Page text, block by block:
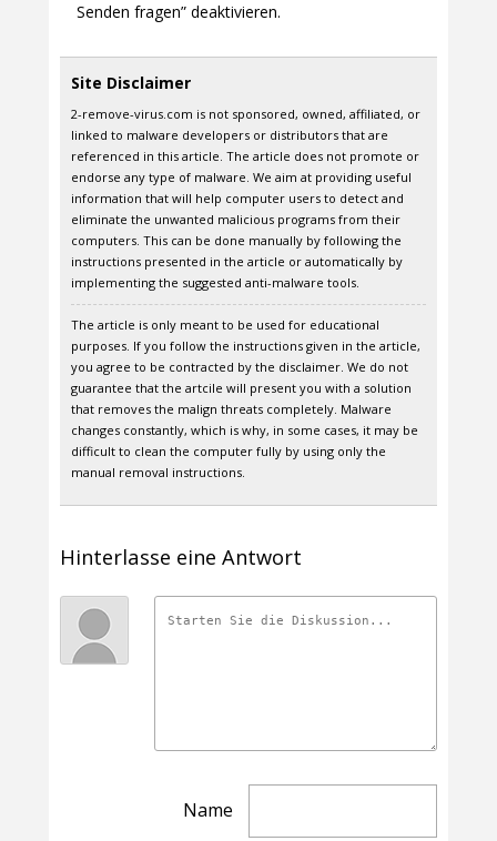
Senden fragen” deaktivieren.
Site Disclaimer
2-remove-virus.com is not sponsored, owned, affiliated, or
linked to malware developers or distributors that are
referenced in this article. The article does not promote or
endorse any type of malware. We aim at providing useful
information that will help computer users to detect and
eliminate the unwanted malicious programs from their
computers. This can be done manually by following the
instructions presented in the article or automatically by
implementing the suggested anti-malware tools.
The article is only meant to be used for educational
purposes. If you follow the instructions given in the article,
you agree to be contracted by the disclaimer. We do not
guarantee that the artcile will present you with a solution
that removes the malign threats completely. Malware
changes constantly, which is why, in some cases, it may be
difficult to clean the computer fully by using only the
manual removal instructions.
Hinterlasse eine Antwort
Name